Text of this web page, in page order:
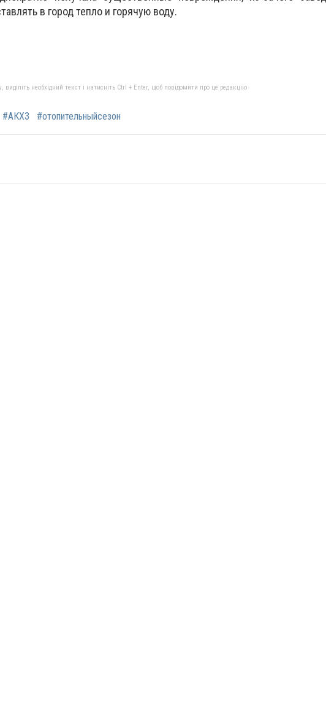
в город тепло и горячую воду.
необхідний текст і натисніть Ctrl + Enter, щоб повідомити про це редакцію
#АКХЗ #отопительныйсезон